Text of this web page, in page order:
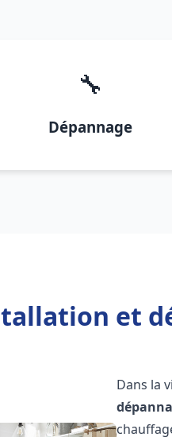
🔧
Dépannage
et
Dans la